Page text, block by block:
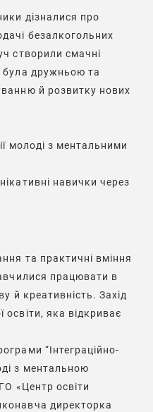
дізналися про
безалкогольних
створили смачні
була дружньою та
й розвитку нових
молоді з ментальними
навички через
та практичні вміння
працювати в
й креативність. Захід
яка відкриває
“Інтеграційно-
з ментальною
«Центр освіти
директорка